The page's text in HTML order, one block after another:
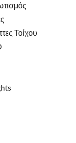
Τοίχου